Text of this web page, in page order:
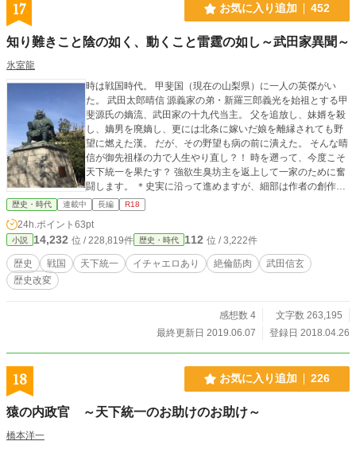
17 お気に入り追加 452
知り難きこと陰の如く、動くこと雷霆の如し～武田家異聞～
氷室龍
時は戦国時代。 甲斐国（現在の山梨県）に一人の英傑がい
た。 武田太郎晴信 源義家の弟・新羅三郎義光を始祖とする甲
斐源氏の嫡流、武田家の十九代当主。 父を追放し、妹婿を殺
し、嫡男を廃嫡し、更には北条に嫁いだ娘を離縁されても野
望に燃えた漢。 だが、その野望も病の前に潰えた。 そんな晴
信が御先祖様の力で人生やり直し？！ 時を遡って、今度こそ
天下統一を果たす？ 強欲生臭坊主を返上して一家のために奮
闘します。 ＊史実に沿って進めますが、細部は作者の創作で
す。徐々に歴史改変が進みます。あしからずご了承くださ
い。 表紙画像は月乃ひかりさんよりの頂き物です。
歴史・時代 連載中 長編 R18
24h.ポイント 63pt
小説 14,232 位 / 228,819件 歴史・時代 112 位 / 3,222件
歴史 戦国 天下統一 イチャエロあり 絶倫筋肉
武田信玄
歴史改変
感想数 4
文字数 263,195
最終更新日 2019.06.07
登録日 2018.04.26
18 お気に入り追加 226
猿の内政官 ～天下統一のお助けのお助け～
橋本洋一